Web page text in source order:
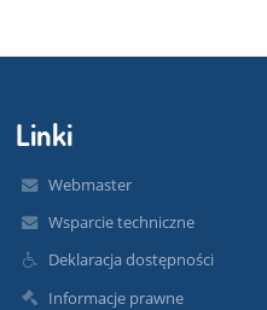
Linki
Webmaster
Wsparcie techniczne
Deklaracja dostępności
Informacje prawne